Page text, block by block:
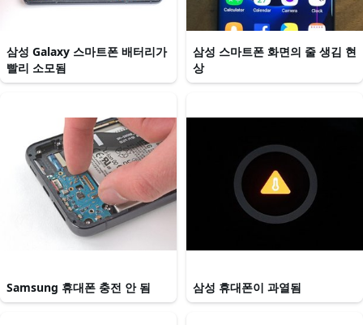
삼성 Galaxy 스마트폰 배터리가
빨리 소모됨
삼성 스마트폰 화면의 줄 생김 현
상
Samsung 휴대폰 충전 안 됨 삼성 휴대폰이 과열됨